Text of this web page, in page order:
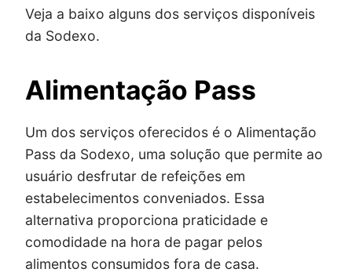
Veja a baixo alguns dos serviços disponíveis
da Sodexo.
Alimentação Pass
Um dos serviços oferecidos é o Alimentação
Pass da Sodexo, uma solução que permite ao
usuário desfrutar de refeições em
estabelecimentos conveniados. Essa
alternativa proporciona praticidade e
comodidade na hora de pagar pelos
alimentos consumidos fora de casa.